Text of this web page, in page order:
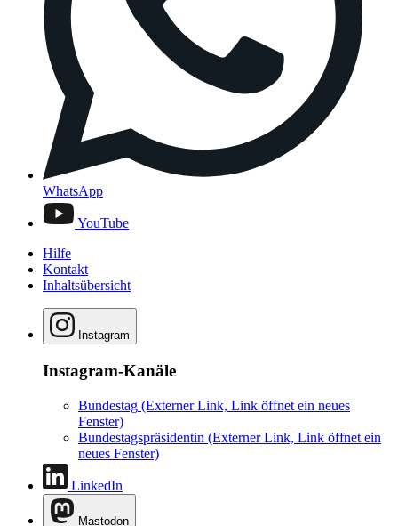
WhatsApp
YouTube
Hilfe
Kontakt
Inhaltsübersicht
Instagram
Instagram-Kanäle
Bundestag (Externer Link, Link öffnet ein neues
Fenster)
Bundestagspräsidentin (Externer Link, Link öffnet ein
neues Fenster)
LinkedIn
Mastodon